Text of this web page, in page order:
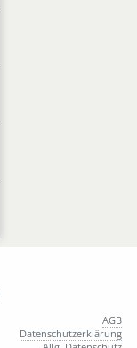
AGB
Datenschutzerklärung